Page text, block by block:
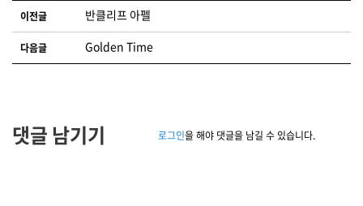
글 네비게이션
이전글 반클리프 아펠
다음글 Golden Time
댓글 남기기 로그인을 해야 댓글을 남길 수 있습니다.